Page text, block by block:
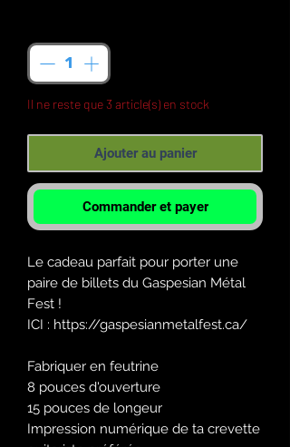
Il ne reste que 3 article(s) en stock
Ajouter au panier
Commander et payer
Le cadeau parfait pour porter une
paire de billets du Gaspesian Métal
Fest !
ICI : https://gaspesianmetalfest.ca/
Fabriquer en feutrine
8 pouces d'ouverture
15 pouces de longeur
Impression numérique de ta crevette